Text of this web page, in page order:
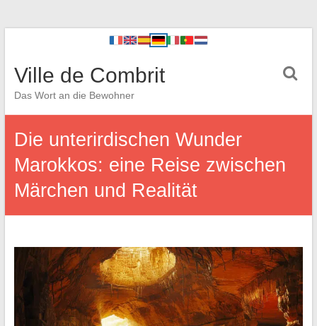
Ville de Combrit
Das Wort an die Bewohner
Die unterirdischen Wunder
Marokkos: eine Reise zwischen
Märchen und Realität